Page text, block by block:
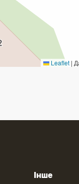
Leaflet |
Інше